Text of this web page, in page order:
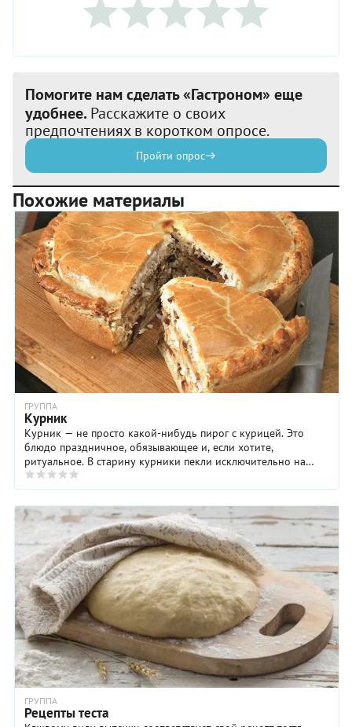
Помогите нам сделать «Гастроном» еще
удобнее. Расскажите о своих
предпочтениях в коротком опросе.
Пройти опрос
Похожие материалы
ГРУППА
Курник
Курник — не просто какой-нибудь пирог с курицей. Это
блюдо праздничное, обязывающее и, если хотите,
ритуальное. В старину курники пекли исключительно на
свадьбу, причем отдельно для жениха и для ...
ГРУППА
Рецепты теста